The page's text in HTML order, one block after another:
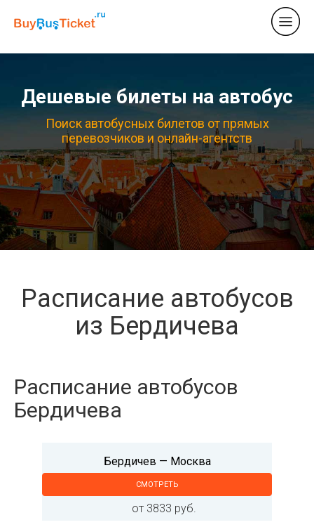
Дешевые билеты на автобус
Поиск автобусных билетов от прямых
перевозчиков и онлайн-агентств
Расписание автобусов
из Бердичева
Расписание автобусов
Бердичева
Бердичев — Москва
СМОТРЕТЬ
от 3833 руб.